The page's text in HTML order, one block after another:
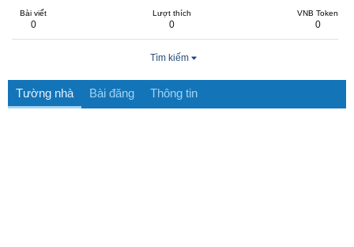
Bài viết
0
Lượt thích
0
VNB Token
0
Tìm kiếm
Tường nhà Bài đăng Thông tin